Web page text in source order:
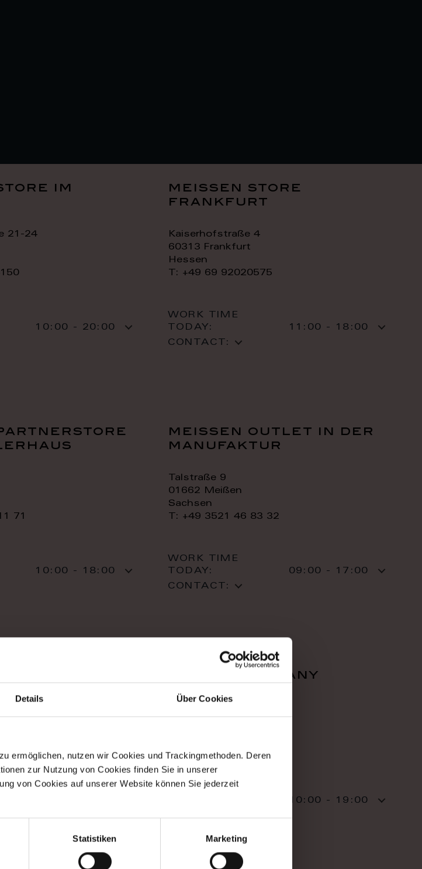
Details Über Cookies
ermöglichen, nutzen wir Cookies und Trackingmethoden. Deren
zur Nutzung von Cookies finden Sie in unserer
von Cookies auf unserer Website können Sie jederzeit
Statistiken Marketing
im
21-24
10:00 - 20:00
meissen store
frankfurt
Kaiserhofstraße 4
60313 Frankfurt
Hessen
T: +49 69 92020575
WORK TIME
TODAY:
11:00 - 18:00
CONTACT:
partnerstore
71
10:00 - 18:00
meissen outlet in der
manufaktur
Talstraße 9
01662 Meißen
Sachsen
T: +49 3521 46 83 32
WORK TIME
TODAY:
09:00 - 17:00
CONTACT:
falcon company
WORK TIME
10:00 - 19:00
CONTACT: